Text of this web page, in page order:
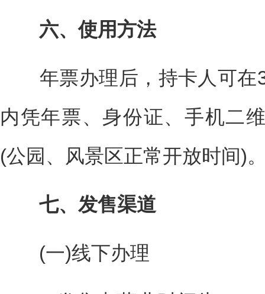
六、使用方法
年票办理后，持卡人可在3
内凭年票、身份证、手机二
(公园、风景区正常开放时间)
七、发售渠道
(一)线下办理